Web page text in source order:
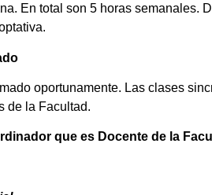
En total son 5 horas semanales.
oportunamente. Las clases
de la Facultad.
que es Docente de la